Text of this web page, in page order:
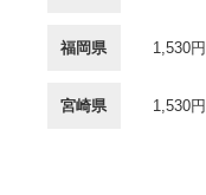
福岡県 1,530円
宮崎県 1,530円